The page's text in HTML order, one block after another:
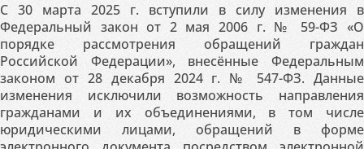
С 30 марта 2025 г. вступили в силу изменения в
Федеральный закон от 2 мая 2006 г. № 59-ФЗ «О
порядке рассмотрения обращений граждан
Российской Федерации», внесённые Федеральным
законом от 28 декабря 2024 г. № 547-ФЗ. Данные
изменения исключили возможность направления
гражданами и их объединениями, в том числе
юридическими лицами, обращений в форме